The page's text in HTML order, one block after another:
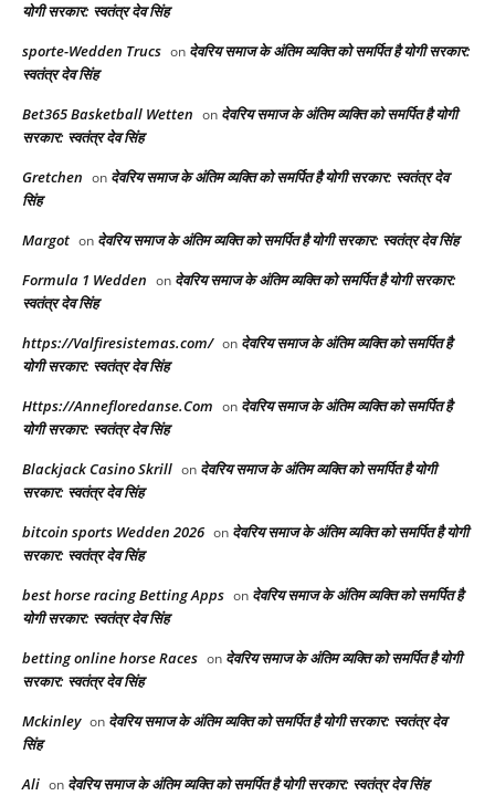
योगी सरकार: स्वतंत्र देव सिंह
sporte-Wedden Trucs on देवरिय समाज के अंतिम व्यक्ति को समर्पित है योगी सरकार:
स्वतंत्र देव सिंह
Bet365 Basketball Wetten on देवरिय समाज के अंतिम व्यक्ति को समर्पित है योगी
सरकार: स्वतंत्र देव सिंह
Gretchen on देवरिय समाज के अंतिम व्यक्ति को समर्पित है योगी सरकार: स्वतंत्र देव
सिंह
Margot on देवरिय समाज के अंतिम व्यक्ति को समर्पित है योगी सरकार: स्वतंत्र देव सिंह
Formula 1 Wedden on देवरिय समाज के अंतिम व्यक्ति को समर्पित है योगी सरकार:
स्वतंत्र देव सिंह
https://Valfiresistemas.com/ on देवरिय समाज के अंतिम व्यक्ति को समर्पित है
योगी सरकार: स्वतंत्र देव सिंह
Https://Annefloredanse.Com on देवरिय समाज के अंतिम व्यक्ति को समर्पित है
योगी सरकार: स्वतंत्र देव सिंह
Blackjack Casino Skrill on देवरिय समाज के अंतिम व्यक्ति को समर्पित है योगी
सरकार: स्वतंत्र देव सिंह
bitcoin sports Wedden 2026 on देवरिय समाज के अंतिम व्यक्ति को समर्पित है योगी
सरकार: स्वतंत्र देव सिंह
best horse racing Betting Apps​ on देवरिय समाज के अंतिम व्यक्ति को समर्पित है
योगी सरकार: स्वतंत्र देव सिंह
betting online horse Races​ on देवरिय समाज के अंतिम व्यक्ति को समर्पित है योगी
सरकार: स्वतंत्र देव सिंह
Mckinley on देवरिय समाज के अंतिम व्यक्ति को समर्पित है योगी सरकार: स्वतंत्र देव
सिंह
Ali on देवरिय समाज के अंतिम व्यक्ति को समर्पित है योगी सरकार: स्वतंत्र देव सिंह